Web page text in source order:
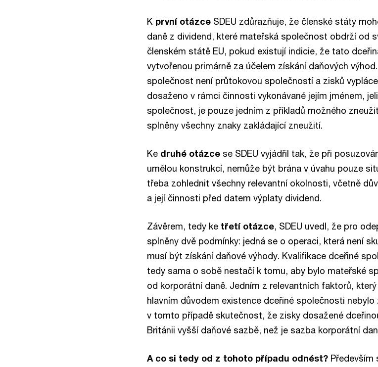
K první otázce SDEU zdůrazňuje, že členské státy
daně z dividend, které mateřská společnost obdrží od
členském státě EU, pokud existují indicie, že tato
vytvořenou primárně za účelem získání daňových
společnost není průtokovou společností a zisků
dosaženo v rámci činnosti vykonávané jejím jménem,
společnost, je pouze jedním z příkladů možného
splněny všechny znaky zakládající zneužití.
Ke druhé otázce se SDEU vyjádřil tak, že při
umělou konstrukcí, nemůže být brána v úvahu pouze
třeba zohlednit všechny relevantní okolnosti, včetně
a její činnosti před datem výplaty dividend.
Závěrem, tedy ke třetí otázce, SDEU uvedl, že pro
splněny dvě podmínky: jedná se o operaci, která není
musí být získání daňové výhody. Kvalifikace dceřiné
tedy sama o sobě nestačí k tomu, aby bylo mateřské
od korporátní daně. Jedním z relevantních faktorů,
hlavním důvodem existence dceřiné společnosti
v tomto případě skutečnost, že zisky dosažené
Británii vyšší daňové sazbě, než je sazba korporátní
A co si tedy od z tohoto případu odnést? Především